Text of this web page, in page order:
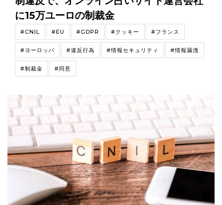
に15万ユーロの制裁金
#CNIL #EU #GDPR #クッキー #フランス
#ヨーロッパ #違反行為 #情報セキュリティ #情報漏洩
#制裁金 #同意